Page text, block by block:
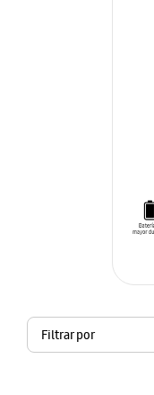
Filtrar por